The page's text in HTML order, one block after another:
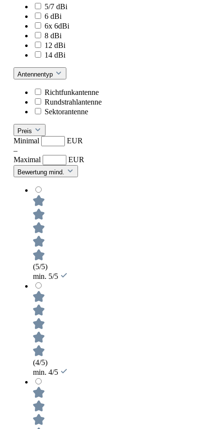
5/7 dBi
6 dBi
6x 6dBi
8 dBi
12 dBi
14 dBi
Antennentyp
Richtfunkantenne
Rundstrahlantenne
Sektorantenne
Preis
Minimal
EUR
–
Maximal
EUR
Bewertung mind.
(5/5)
min. 5/5
(4/5)
min. 4/5